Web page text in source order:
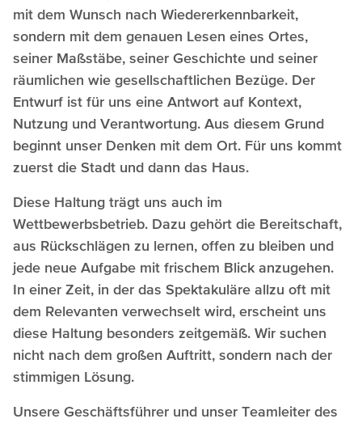
mit dem Wunsch nach Wiedererkennbarkeit,
sondern mit dem genauen Lesen eines Ortes,
seiner Maßstäbe, seiner Geschichte und seiner
räumlichen wie gesellschaftlichen Bezüge. Der
Entwurf ist für uns eine Antwort auf Kontext,
Nutzung und Verantwortung. Aus diesem Grund
beginnt unser Denken mit dem Ort. Für uns kommt
zuerst die Stadt und dann das Haus.
Diese Haltung trägt uns auch im
Wettbewerbsbetrieb. Dazu gehört die Bereitschaft,
aus Rückschlägen zu lernen, offen zu bleiben und
jede neue Aufgabe mit frischem Blick anzugehen.
In einer Zeit, in der das Spektakuläre allzu oft mit
dem Relevanten verwechselt wird, erscheint uns
diese Haltung besonders zeitgemäß. Wir suchen
nicht nach dem großen Auftritt, sondern nach der
stimmigen Lösung.
Unsere Geschäftsführer und unser Teamleiter des